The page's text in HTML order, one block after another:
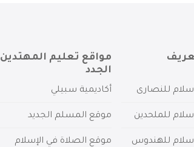
للنصارى
للملحدين
للهندوس
مواقع تعليم المهتدين
الجدد
أكاديمية سبيلي
موقع المسلم الجديد
موقع الصلاة في الإسلام